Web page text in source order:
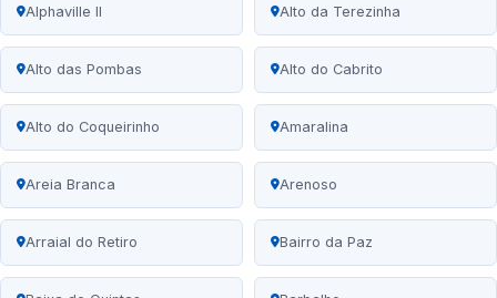
Alphaville II Alto da Terezinha
Alto das Pombas Alto do Cabrito
Alto do Coqueirinho Amaralina
Areia Branca Arenoso
Arraial do Retiro Bairro da Paz